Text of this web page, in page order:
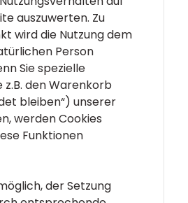
auszuwerten. Zu
wird die Nutzung dem
Person
Sie spezielle
z.B. den Warenkorb
bleiben“) unserer
werden Cookies
Funktionen
der Setzung